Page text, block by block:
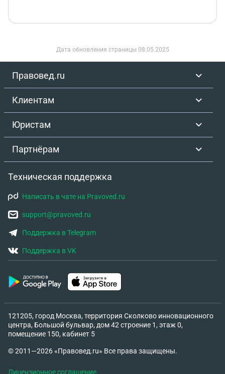
Дата обновления страницы 08.05.2025
Правовед.ru
Клиентам
Юристам
Партнёрам
Техническая поддержка
Написать в чате на Pravoved.ru
support@pravoved.ru
Поддержка в Telegram
Поддержка в VK
121205, город Москва, территория Сколково инновационного
центра, Большой бульвар, дом 42 строение 1, этаж 0,
помещение 150, кабинет 5
© 2011—2026 «Правовед.ru» Все права защищены.
Лицензионное соглашение